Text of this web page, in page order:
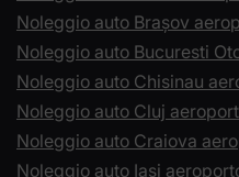
Noleggio auto Brașov
Noleggio auto Bucuresti
Noleggio auto Chisinau
Noleggio auto Cluj
Noleggio auto Craiova
Noleggio auto Iași